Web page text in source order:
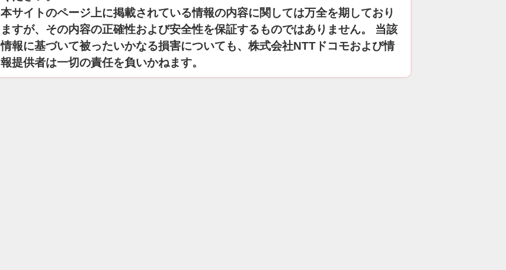
本サイトのページ上に掲載されている情報の内容に関しては万全を期しており
ますが、その内容の正確性および安全性を保証するものではありません。 当該
情報に基づいて被ったいかなる損害についても、株式会社NTTドコモおよび情
報提供者は一切の責任を負いかねます。